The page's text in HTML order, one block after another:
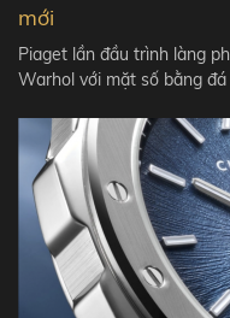
mới
Piaget lần đầu trình làng
Warhol với mặt số bằng